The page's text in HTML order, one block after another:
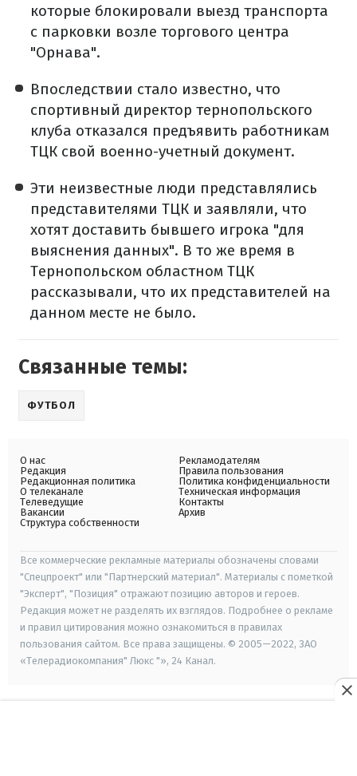
которые блокировали выезд транспорта
с парковки возле торгового центра
"Орнава".
Впоследствии стало известно, что
спортивный директор тернопольского
клуба отказался предъявить работникам
ТЦК свой военно-учетный документ.
Эти неизвестные люди представлялись
представителями ТЦК и заявляли, что
хотят доставить бывшего игрока "для
выяснения данных". В то же время в
Тернопольском областном ТЦК
рассказывали, что их представителей на
данном месте не было.
Связанные темы:
ФУТБОЛ
О нас
Редакция
Редакционная политика
О телеканале
Телеведущие
Вакансии
Структура собственности
Рекламодателям
Правила пользования
Политика конфиденциальности
Техническая информация
Контакты
Архив
Все коммерческие рекламные материалы обозначены словами
"Спецпроект" или "Партнерский материал". Материалы с пометкой
"Эксперт", "Позиция" отражают позицию авторов и героев.
Редакция может не разделять их взглядов. Подробнее о рекламе
и правил цитирования можно ознакомиться в правилах
пользования сайтом. Все права защищены. © 2005—2022, ЗАО
«Телерадиокомпания" Люкс "», 24 Канал.